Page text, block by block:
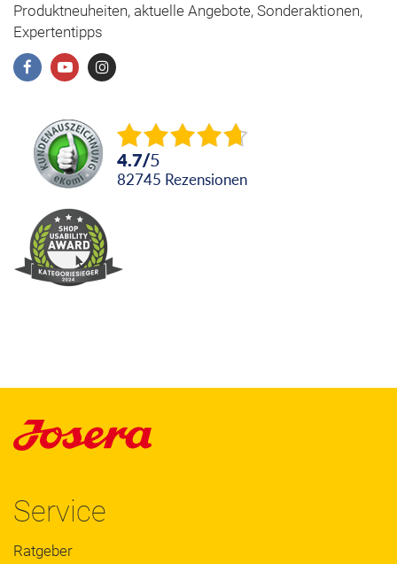
Produktneuheiten, aktuelle Angebote, Sonderaktionen,
Expertentipps
4.7/5
82745 Rezensionen
Service
Ratgeber